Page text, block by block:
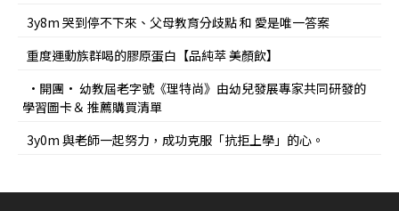
3y8m 哭到停不下來、父母教育分歧點 和 愛是唯一答案
重度運動族群喝的膠原蛋白【品純萃 美顏飲】
•開團• 幼教屆老字號《理特尚》由幼兒發展專家共同研發的
學習圖卡＆ 推薦購買清單
3y0m 與老師一起努力，成功克服「抗拒上學」的心。